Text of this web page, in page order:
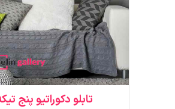
تابلو دکوراتیو پنج